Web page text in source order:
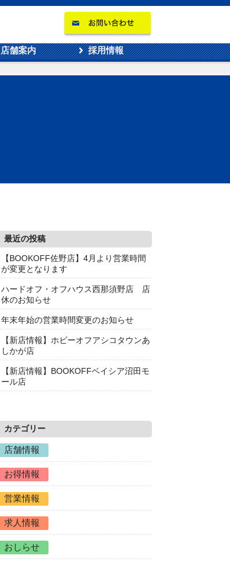
店舗案内 採用情報
最近の投稿
【BOOKOFF佐野店】4月より営業時間
が変更となります
ハードオフ・オフハウス西那須野店 店
休のお知らせ
年末年始の営業時間変更のお知らせ
【新店情報】ホビーオフアシコタウンあ
しかが店
【新店情報】BOOKOFFベイシア沼田モ
ール店
カテゴリー
店舗情報
お得情報
営業情報
求人情報
おしらせ